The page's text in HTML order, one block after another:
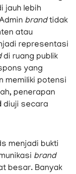
jauh lebih
brandtidak
atau
representasi
di ruang publik
yang
memiliki potensi
penerapan
diuji secara
menjadi bukti
brand
besar. Banyak